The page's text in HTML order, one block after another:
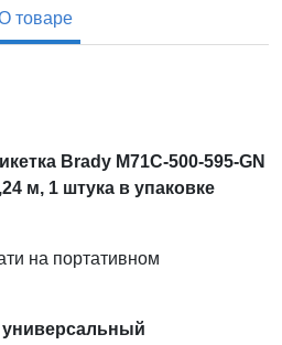
товаре
Brady M71C-500-595-GN
м, 1 штука в упаковке
на портативном